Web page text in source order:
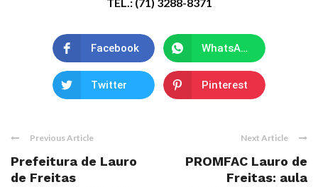
Facebook WhatsApp
Twitter Pinterest
Previous Article
Prefeitura de Lauro
de Freitas
Next Article
PROMFAC Lauro de
Freitas: aula